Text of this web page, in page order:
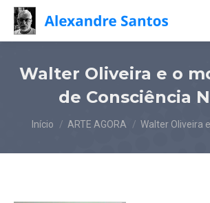
Walter Oliveira e o
de Consciência
Você está aqui:
Início ARTE AGORA Walter Oliveira